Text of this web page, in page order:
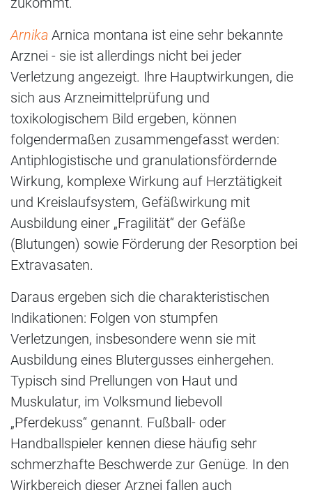
Arnika Arnica montana ist eine sehr bekannte
Arznei - sie ist allerdings nicht bei jeder
Verletzung angezeigt. Ihre Hauptwirkungen, die
sich aus Arzneimittelprüfung und
toxikologischem Bild ergeben, können
folgendermaßen zusammengefasst werden:
Antiphlogistische und granulationsfördernde
Wirkung, komplexe Wirkung auf Herztätigkeit
und Kreislaufsystem, Gefäßwirkung mit
Ausbildung einer „Fragilität“ der Gefäße
(Blutungen) sowie Förderung der Resorption bei
Extravasaten.
Daraus ergeben sich die charakteristischen
Indikationen: Folgen von stumpfen
Verletzungen, insbesondere wenn sie mit
Ausbildung eines Blutergusses einhergehen.
Typisch sind Prellungen von Haut und
Muskulatur, im Volksmund liebevoll
„Pferdekuss“ genannt. Fußball- oder
Handballspieler kennen diese häufig sehr
schmerzhafte Beschwerde zur Genüge. In den
Wirkbereich dieser Arznei fallen auch